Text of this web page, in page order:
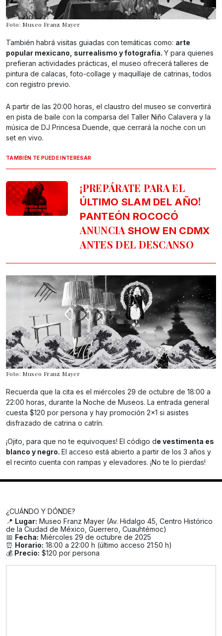
Foto: Museo Franz Mayer
También habrá visitas guiadas con temáticas como: arte
popular mexicano, surrealismo y fotografía. Y para quienes
prefieran actividades prácticas, el museo ofrecerá talleres de
pintura de calacas, foto-collage y maquillaje de catrinas, todos
con registro previo.
A partir de las 20:00 horas, el claustro del museo se convertirá
en pista de baile con la comparsa del Taller Niño Calavera y la
música de DJ Princesa Duende, que cerrará la noche con un
set en vivo.
TAMBIÉN TE PUEDE INTERESAR
¡PREPÁRATE PARA EL
ÚLTIMO SLAM DEL AÑO!
PANTEÓN ROCOCÓ
ANUNCIA SHOW EN CDMX
ANTES DEL DESCANSO
Foto: Museo Franz Mayer
Recuerda que la cita es el miércoles 29 de octubre de 18:00 a
22:00 horas, durante la Noche de Museos. La entrada general
cuesta $120 por persona y hay promoción 2×1 si asistes
disfrazado de catrina o catrín.
¡Ojito, para que no te equivoques! El código de vestimenta es
blanco y negro. El acceso está abierto a partir de los 3 años y
el recinto cuenta con rampas y elevadores. ¡No te lo pierdas!
¿CUÁNDO Y DÓNDE?
📍 Lugar: Museo Franz Mayer (Av. Hidalgo 45, Centro Histórico
de la Ciudad de México, Guerrero, Cuauhtémoc)
📅 Fecha: Miércoles 29 de octubre de 2025
⏰ Horario: 18:00 a 22:00 h (último acceso 21:50 h)
💰 Precio: $120 por persona